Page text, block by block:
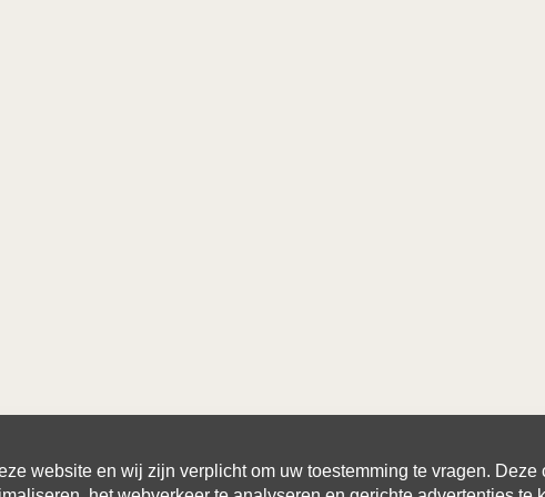
website en wij zijn verplicht om uw toestemming te vragen. Deze